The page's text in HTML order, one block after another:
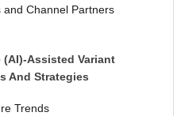
Channel Partners
Assisted Variant
And Strategies
Trends